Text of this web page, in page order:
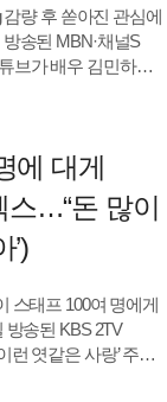
다. 몸에 힘이 없어
원과 환자 보호자가
원은 "그 순간에도
다"며 자신의
남편 권태성(정준원
보나는 단호한
할 사람을
선택을 이해하지
이 그렇게 목숨을 걸
번 복잡한 감정을
전혀 다른 모습으로
말이라면 무조건
매력을 보였다.
량 후 쏟아진 관심에
송된 MBN·채널S
브가 배우 김민하와
었고, 전현무는
민하는 정작 대중의
었다. 그는 "근데
했고, 전현무는
명했다.김민하는
가 싶었다"며 체중
얼떨떨한 심경을
에 대게
스…“돈 많이
’)
스태프 100여 명에게
송된 KBS 2TV
런 엿같은 사랑’ 주연